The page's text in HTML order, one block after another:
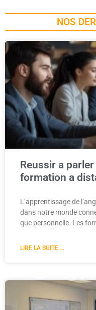
NOS
Reussir a
formation a
L’apprentissage de
dans notre monde
que personnelle. Les
LIRE LA SUITE ...